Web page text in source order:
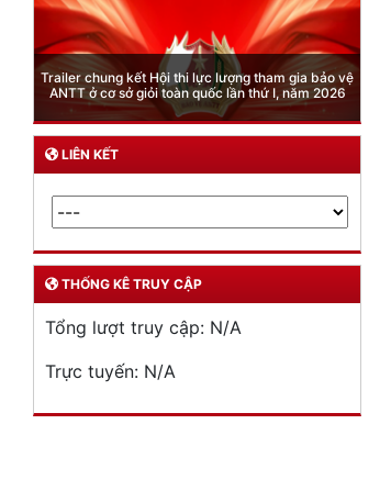
Phòng Quản lý xuất nhập cảnh: Hướng dẫn những
quy định mới trong lĩnh vực xuất cảnh, nhập cảnh
của công dân việt nam từ ngày 01/7/2026
LIÊN KẾT
THỐNG KÊ TRUY CẬP
Tổng lượt truy cập: N/A
Trực tuyến: N/A